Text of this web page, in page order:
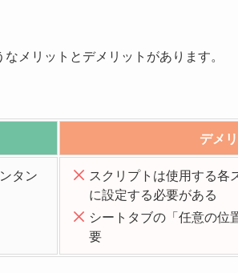
メリットとデメリットがあります。
デメ
タン
スクリプトは使用する各
に設定する必要がある
シートタブの「任意の位
要